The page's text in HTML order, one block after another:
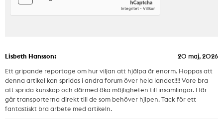
Lisbeth Hansson:
20 maj, 2026
Ett gripande reportage om hur viljan att hjälpa är enorm. Hoppas att
denna artikel kan spridas i andra forum över hela landet!!!! Vore bra
att sprida kunskap och därmed öka möjligheten till insamlingar. Här
går transporterna direkt till de som behöver hjlpen. Tack för ett
fantastiskt bra arbete med artikeln.